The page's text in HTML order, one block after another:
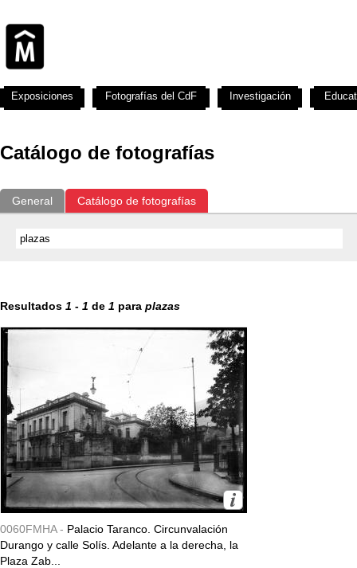
Catálogo de fotografías
General Catálogo de fotografías
Resultados 1 - 1 de 1 para plazas
0060FMHA - Palacio Taranco. Circunvalación
Durango y calle Solís. Adelante a la derecha, la
Plaza Zab...
Exposiciones Fotografías del CdF Investigación